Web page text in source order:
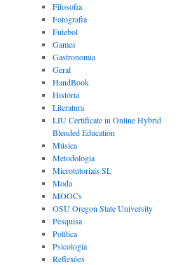
Filosofia
Fotografia
Futebol
Games
Gastronomia
Geral
HandBook
História
Literatura
LIU Certificate in Online Hybrid
Blended Education
Música
Metodologia
Microtutoriais SL
Moda
MOOCs
OSU Oregon State University
Pesquisa
Política
Psicologia
Reflexões